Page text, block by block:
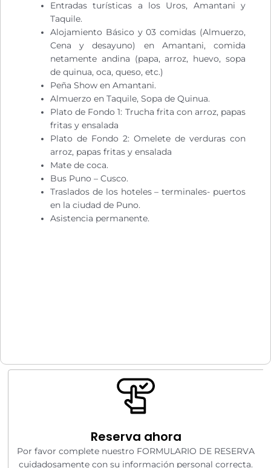
Entradas turísticas a los Uros, Amantani y
Taquile.
Alojamiento Básico y 03 comidas (Almuerzo,
Cena y desayuno) en Amantani, comida
netamente andina (papa, arroz, huevo, sopa
de quinua, oca, queso, etc.)
Peña Show en Amantani.
Almuerzo en Taquile, Sopa de Quinua.
Plato de Fondo 1: Trucha frita con arroz, papas
fritas y ensalada
Plato de Fondo 2: Omelete de verduras con
arroz, papas fritas y ensalada
Mate de coca.
Bus Puno – Cusco.
Traslados de los hoteles – terminales- puertos
en la ciudad de Puno.
Asistencia permanente.
Reserva ahora
Por favor complete nuestro FORMULARIO DE RESERVA
cuidadosamente con su información personal correcta.